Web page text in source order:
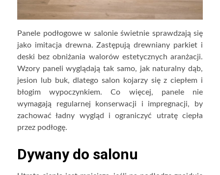
Panele podłogowe w salonie świetnie sprawdzają się
jako imitacja drewna. Zastępują drewniany parkiet i
deski bez obniżania walorów estetycznych aranżacji.
Wzory paneli wyglądają tak samo, jak naturalny dąb,
jesion lub buk, dlatego salon kojarzy się z ciepłem i
błogim wypoczynkiem. Co więcej, panele nie
wymagają regularnej konserwacji i impregnacji, by
zachować ładny wygląd i ograniczyć utratę ciepła
przez podłogę.
Dywany do salonu